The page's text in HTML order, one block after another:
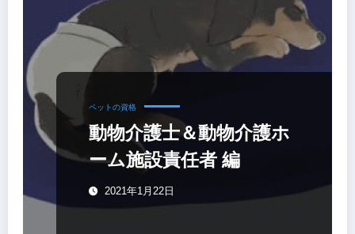
ペットの資格
動物介護士＆動物介護ホ
ーム施設責任者 編
2021年1月22日